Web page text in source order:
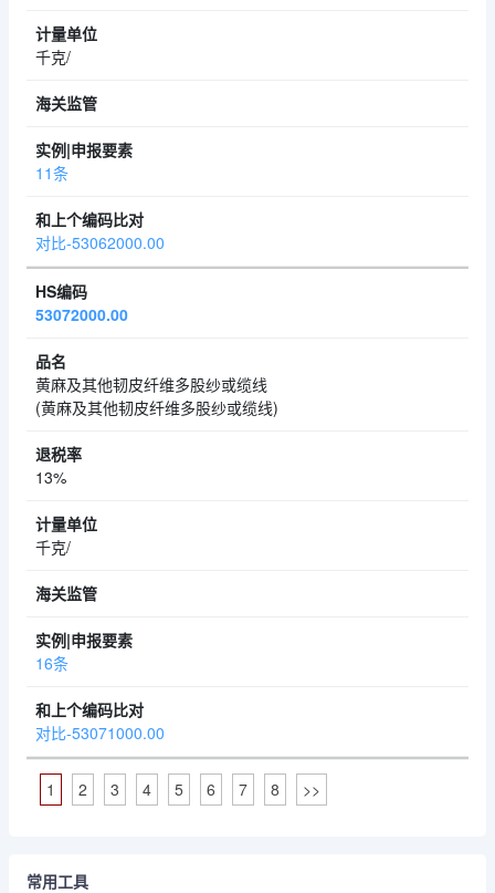
千克/
11条
对比-53062000.00
53072000.00
黄麻及其他韧皮纤维多股纱或缆线
(黄麻及其他韧皮纤维多股纱或缆线)
13%
千克/
16条
对比-53071000.00
1 2 3 4 5 6 7 8 >>
常用工具